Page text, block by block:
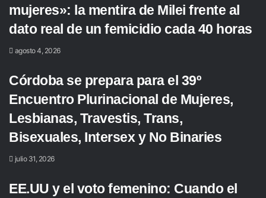
mujeres»: la mentira de Milei frente al
dato real de un femicidio cada 40 horas
agosto 4, 2026
Córdoba se prepara para el 39º
Encuentro Plurinacional de Mujeres,
Lesbianas, Travestis, Trans,
Bisexuales, Intersex y No Binaries
julio 31, 2026
EE.UU y el voto femenino: Cuando el